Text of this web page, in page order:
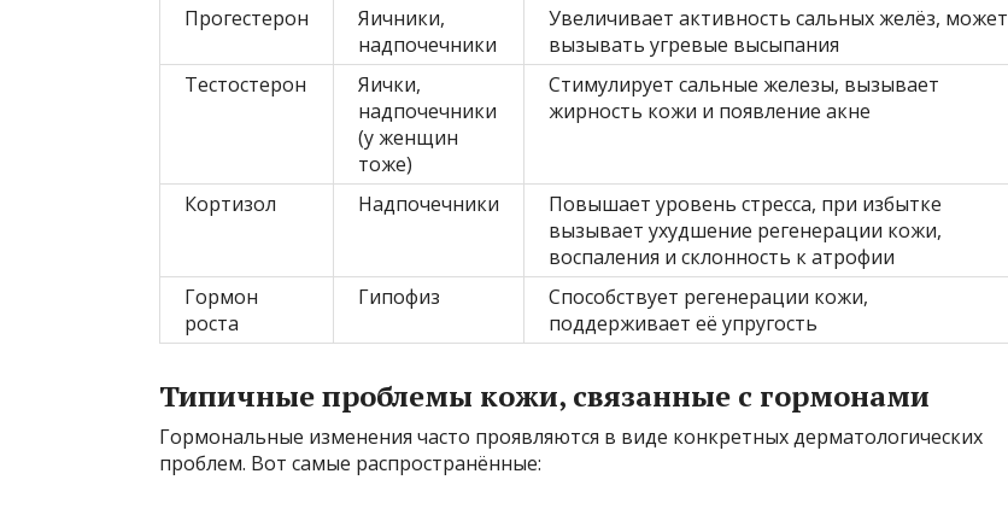
Прогестерон
Яичники,
надпочечники
Увеличивает активность сальных желёз, может
вызывать угревые высыпания
Тестостерон
Яички,
надпочечники
(у женщин
тоже)
Стимулирует сальные железы, вызывает
жирность кожи и появление акне
Кортизол Надпочечники
Повышает уровень стресса, при избытке
вызывает ухудшение регенерации кожи,
воспаления и склонность к атрофии
Гормон
роста
Гипофиз
Способствует регенерации кожи,
поддерживает её упругость
Типичные проблемы кожи, связанные с гормонами
Гормональные изменения часто проявляются в виде конкретных дерматологических
проблем. Вот самые распространённые: